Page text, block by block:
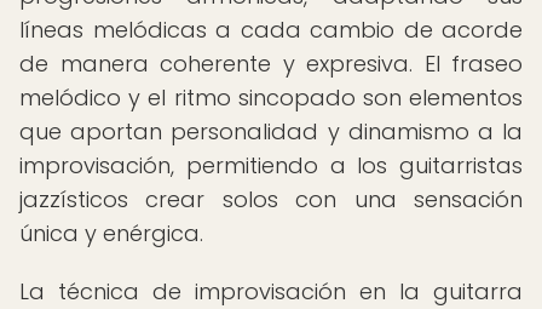
líneas melódicas a cada cambio de acorde
de manera coherente y expresiva. El fraseo
melódico y el ritmo sincopado son elementos
que aportan personalidad y dinamismo a la
improvisación, permitiendo a los guitarristas
jazzísticos crear solos con una sensación
única y enérgica.
La técnica de improvisación en la guitarra